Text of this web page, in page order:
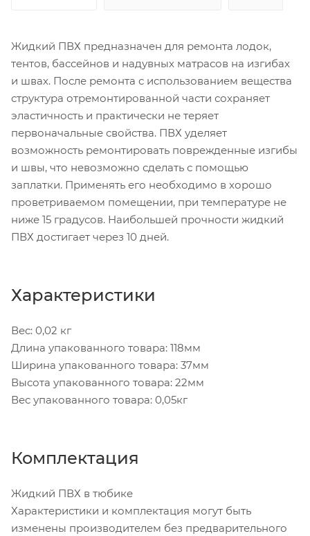
Жидкий ПВХ предназначен для ремонта лодок,
тентов, бассейнов и надувных матрасов на изгибах
и швах. После ремонта с использованием вещества
структура отремонтированной части сохраняет
эластичность и практически не теряет
первоначальные свойства. ПВХ уделяет
возможность ремонтировать поврежденные изгибы
и швы, что невозможно сделать с помощью
заплатки. Применять его необходимо в хорошо
проветриваемом помещении, при температуре не
ниже 15 градусов. Наибольшей прочности жидкий
ПВХ достигает через 10 дней.
Характеристики
Вес: 0,02 кг
Длина упакованного товара: 118мм
Ширина упакованного товара: 37мм
Высота упакованного товара: 22мм
Вес упакованного товара: 0,05кг
Комплектация
Жидкий ПВХ в тюбике
Характеристики и комплектация могут быть
изменены производителем без предварительного